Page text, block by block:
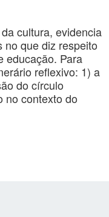
cultura, evidencia
no que diz respeito
educação. Para
reflexivo: 1) a
do círculo
no contexto do